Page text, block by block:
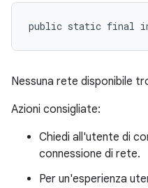
public static final
Nessuna rete disponibile
Azioni consigliate:
Chiedi all'utente di
connessione di rete.
Per un'esperienza